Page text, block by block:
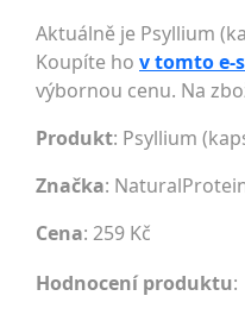
Aktuálně je Psyllium
Koupíte ho v tomto e-
výbornou cenu. Na
Produkt: Psyllium
Značka:
Cena: 259 Kč
Hodnocení produktu: